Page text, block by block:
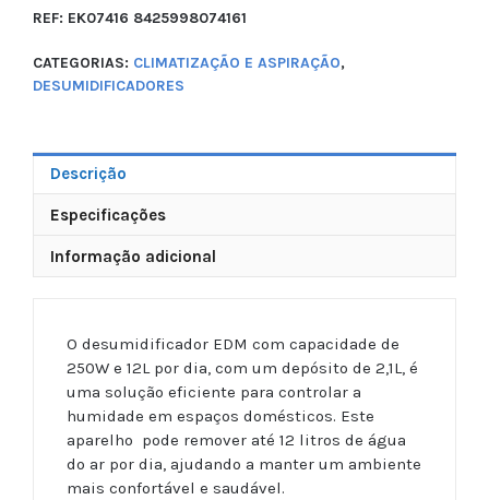
REF: EK07416 8425998074161
CATEGORIAS: CLIMATIZAÇÃO E ASPIRAÇÃO,
DESUMIDIFICADORES
Descrição
Especificações
Informação adicional
O desumidificador EDM com capacidade de
250W e 12L por dia, com um depósito de 2,1L, é
uma solução eficiente para controlar a
humidade em espaços domésticos. Este
aparelho pode remover até 12 litros de água
do ar por dia, ajudando a manter um ambiente
mais confortável e saudável.